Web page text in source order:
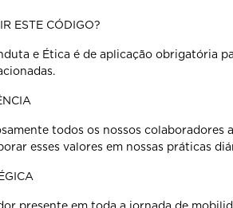
ESTE CÓDIGO?
e Ética é de aplicação obrigatória
todos os nossos colaboradores
esses valores em nossas práticas